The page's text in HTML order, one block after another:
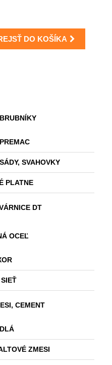
DO KOŠÍKA
SVAHOVKY
PLATNE
DT
OCEĽ
CEMENT
ZMESI